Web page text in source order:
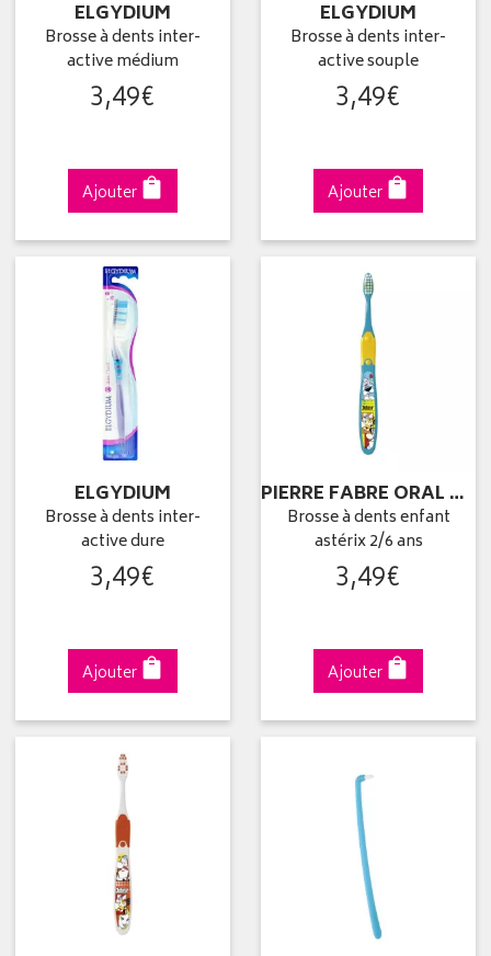
ELGYDIUM
Brosse à dents inter-
active médium
3,49€
Ajouter
ELGYDIUM
Brosse à dents inter-
active souple
3,49€
Ajouter
ELGYDIUM
Brosse à dents inter-
active dure
3,49€
Ajouter
PIERRE FABRE ORAL CARE
Brosse à dents enfant
astérix 2/6 ans
3,49€
Ajouter